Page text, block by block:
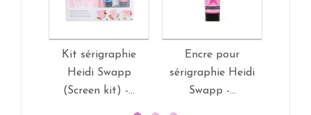
Kit sérigraphie
Heidi Swapp
(Screen kit) -...
Encre pour
sérigraphie Heidi
Swapp -...